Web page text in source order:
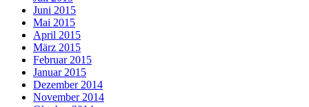
Juni 2015
Mai 2015
April 2015
März 2015
Februar 2015
Januar 2015
Dezember 2014
November 2014